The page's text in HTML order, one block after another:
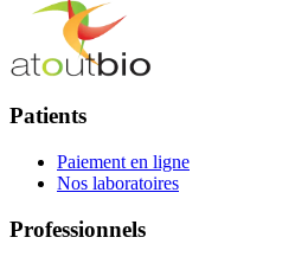
Patients
Paiement en ligne
Nos laboratoires
Professionnels